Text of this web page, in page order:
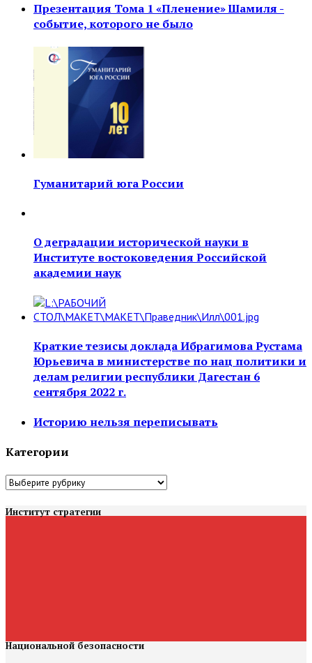
Презентация Тома 1 «Пленение» Шамиля -
событие, которого не было
Гуманитарий юга России
О деградации исторической науки в
Институте востоковедения Российской
академии наук
Краткие тезисы доклада Ибрагимова Рустама
Юрьевича в министерстве по нац политики и
делам религии республики Дагестан 6
сентября 2022 г.
Историю нельзя переписывать
Категории
Категории
Институт стратегии
Национальной безопасности